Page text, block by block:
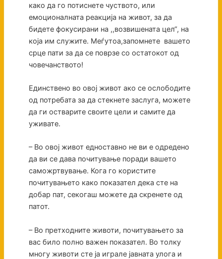
како да го потиснете чуството, или
емоционалната реакција на живот, за да
бидете фокусирани на ,,возвишената цел“, на
која им служите. Меѓутоа,запомнете вашето
срце пати за да се поврзе со остатокот од
човечанството!
Единствено во овој живот ако се ослободите
од потребата за да стекнете заслуга, можете
да ги остварите своите цели и самите да
уживате.
– Во овој живот едноставно не ви е одредено
да ви се дава почитување поради вашето
саможртвување. Кога го користите
почитувањето како показател дека сте на
добар пат, секогаш можете да скренете од
патот.
– Во претходните животи, почитувањето за
вас било полно важен показател. Во толку
многу животи сте ја играле јавната улога и